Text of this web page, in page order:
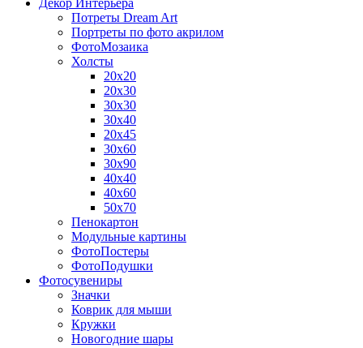
Декор Интерьера
Потреты Dream Art
Портреты по фото акрилом
ФотоМозаика
Холсты
20х20
20х30
30х30
30х40
20х45
30х60
30х90
40х40
40х60
50х70
Пенокартон
Модульные картины
ФотоПостеры
ФотоПодушки
Фотоcувениры
Значки
Коврик для мыши
Кружки
Новогодние шары